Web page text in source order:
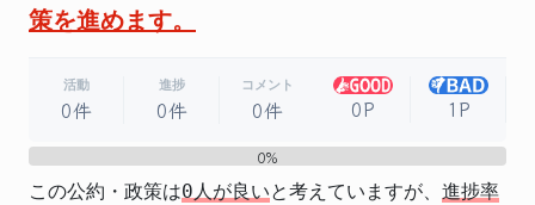
策を進めます。
活動
0件
進捗
0件
コメント
0件 0P 1P
0%
この公約・政策は0人が良いと考えていますが、 進捗率